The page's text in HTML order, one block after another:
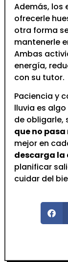
Además, los
ofrecerle
otra forma
mantenerle
Ambas
energía,
con su tutor.
Paciencia y
lluvia es
de obligarle,
que no
mejor en
descarga la
planificar
cuidar del